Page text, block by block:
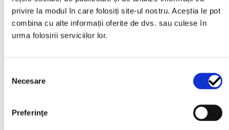
privire la modul în care folosiți site-ul nostru. Aceștia le pot
combina cu alte informații oferite de dvs. sau culese în
urma folosirii serviciilor lor.
consimțământului
Necesare
Preferinţe
Fii primul care scrii o recenzie pentru „Set
ISUZU D-Max”